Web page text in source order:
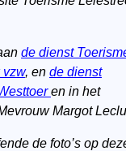
de dienst
vzw, en de dienst
en in het
Margot
de foto’s op